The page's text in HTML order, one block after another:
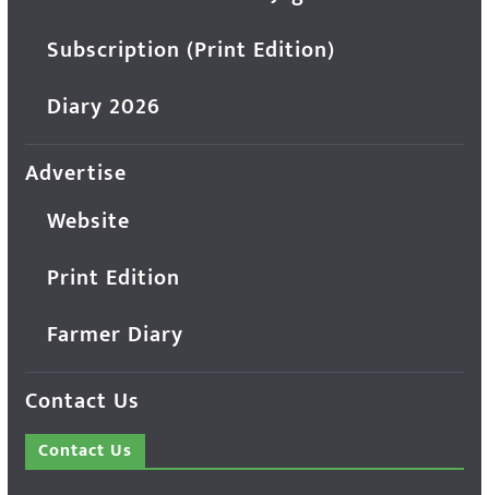
Subscription (Print Edition)
Diary 2026
Advertise
Website
Print Edition
Farmer Diary
Contact Us
Contact Us